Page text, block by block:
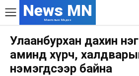
News MN
Монголын Мэдээ
Улаанбурхан дахин
аминд хүрч,
нэмэгдсээр байна